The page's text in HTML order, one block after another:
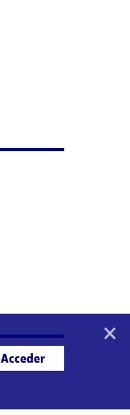
Acceder
×